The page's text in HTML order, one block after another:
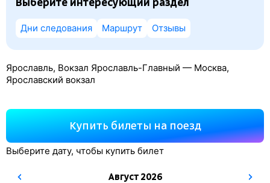
Выберите интересующий раздел
Дни следования Маршрут Отзывы
Ярославль, Вокзал Ярославль-Главный — Москва,
Ярославский вокзал
Купить билеты на поезд
Выберите дату, чтобы купить билет
Август2026